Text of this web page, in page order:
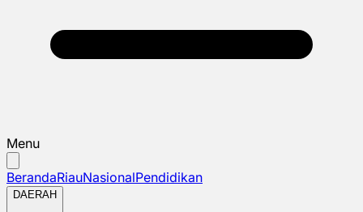
Menu
BerandaRiauNasionalPendidikan
DAERAH